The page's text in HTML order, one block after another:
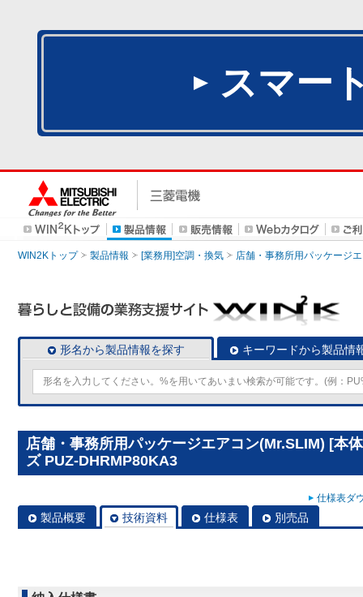
スマー
WIN2Kトップ 製品情報 [業務用]空調・換気 店舗・事務所用パッケージ
形名から製品情報を探す キーワードから製品情
店舗・事務所用パッケージエアコン(Mr.SLIM) [本
ズ PUZ-DHRMP80KA3
仕様表ダ
製品概要 技術資料 仕様表 別売品